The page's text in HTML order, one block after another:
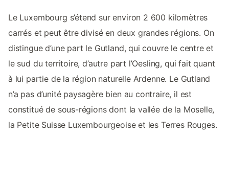
Le Luxembourg s’étend sur environ 2 600 kilomètres
carrés et peut être divisé en deux grandes régions. On
distingue d’une part le Gutland, qui couvre le centre et
le sud du territoire, d’autre part l’Oesling, qui fait quant
à lui partie de la région naturelle Ardenne. Le Gutland
n’a pas d’unité paysagère bien au contraire, il est
constitué de sous-régions dont la vallée de la Moselle,
la Petite Suisse Luxembourgeoise et les Terres Rouges.